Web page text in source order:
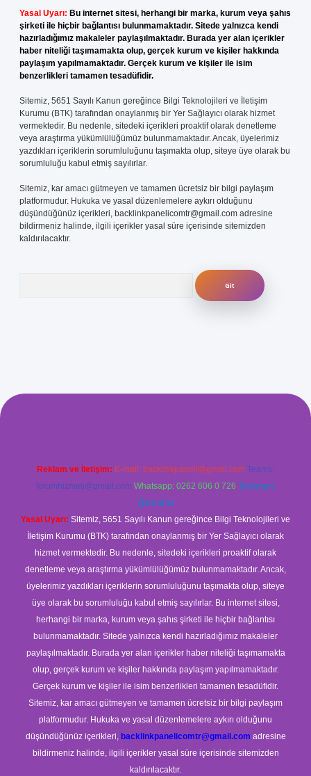
Yasal Uyarı: Bu internet sitesi, herhangi bir marka, kurum veya şahıs
şirketi ile hiçbir bağlantısı bulunmamaktadır. Sitede yalnızca kendi
hazırladığımız makaleler paylaşılmaktadır. Burada yer alan içerikler
haber niteliği taşımamakta olup, gerçek kurum ve kişiler hakkında
paylaşım yapılmamaktadır. Gerçek kurum ve kişiler ile isim
benzerlikleri tamamen tesadüfidir.
Sitemiz, 5651 Sayılı Kanun gereğince Bilgi Teknolojileri ve İletişim
Kurumu (BTK) tarafından onaylanmış bir Yer Sağlayıcı olarak hizmet
vermektedir. Bu nedenle, sitedeki içerikleri proaktif olarak denetleme
veya araştırma yükümlülüğümüz bulunmamaktadır. Ancak, üyelerimiz
yazdıkları içeriklerin sorumluluğunu taşımakta olup, siteye üye olarak bu
sorumluluğu kabul etmiş sayılırlar.
Sitemiz, kar amacı gütmeyen ve tamamen ücretsiz bir bilgi paylaşım
platformudur. Hukuka ve yasal düzenlemelere aykırı olduğunu
düşündüğünüz içerikleri, backlinkpanelicomtr@gmail.com adresine
bildirmeniz halinde, ilgili içerikler yasal süre içerisinde sitemizden
kaldırılacaktır.
Reklam ve İletişim: E-mail: backlinkpaneli@gmail.com Teams:
forumhizmeti@gmail.com Whatsapp: 0262 606 0 726 Telegram:
@karabul
Yasal Uyarı: Sitemiz, 5651 Sayılı Kanun gereğince Bilgi Teknolojileri ve
İletişim Kurumu (BTK) tarafından onaylanmış bir Yer Sağlayıcı olarak
hizmet vermektedir. Bu nedenle, sitedeki içerikleri proaktif olarak
denetleme veya araştırma yükümlülüğümüz bulunmamaktadır. Ancak,
üyelerimiz yazdıkları içeriklerin sorumluluğunu taşımakta olup, siteye
üye olarak bu sorumluluğu kabul etmiş sayılırlar. Bu internet sitesi,
herhangi bir marka, kurum veya şahıs şirketi ile hiçbir bağlantısı
bulunmamaktadır. Sitede yalnızca kendi hazırladığımız makaleler
paylaşılmaktadır. Burada yer alan içerikler haber niteliği taşımamakta
olup, gerçek kurum ve kişiler hakkında paylaşım yapılmamaktadır.
Gerçek kurum ve kişiler ile isim benzerlikleri tamamen tesadüfidir.
Sitemiz, kar amacı gütmeyen ve tamamen ücretsiz bir bilgi paylaşım
platformudur. Hukuka ve yasal düzenlemelere aykırı olduğunu
düşündüğünüz içerikleri, backlinkpanelicomtr@gmail.com adresine
bildirmeniz halinde, ilgili içerikler yasal süre içerisinde sitemizden
kaldırılacaktır.